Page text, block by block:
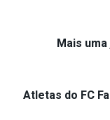
Mais
Atletas do FC